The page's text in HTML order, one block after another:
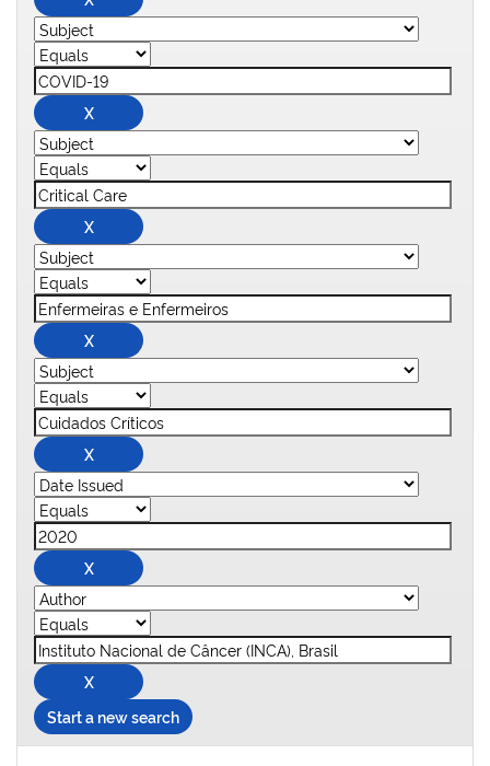
Start a new search